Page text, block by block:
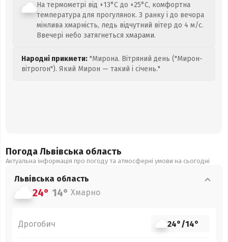
На термометрі від +13°C до +25°C, комфортна
температура для прогулянок. З ранку і до вечора
мінлива хмарність, ледь відчутний вітер до 4 м/с.
Ввечері небо затягнеться хмарами.
Народні прикмети: "Мирона. Вітряний день ("Мирон-
вітрогон"). Який Мирон — такий і січень."
Погода Львівська область
Актуальна інформація про погоду та атмосферні умови на сьогодні
Львівська область
24° 14° Хмарно
Дрогобич 24°/14°